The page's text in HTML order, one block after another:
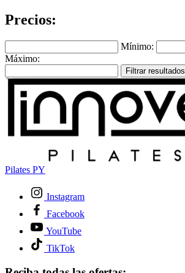
Precios:
Mínimo:
Máximo:
Filtrar resultados
Pilates PY
Instagram
Facebook
YouTube
TikTok